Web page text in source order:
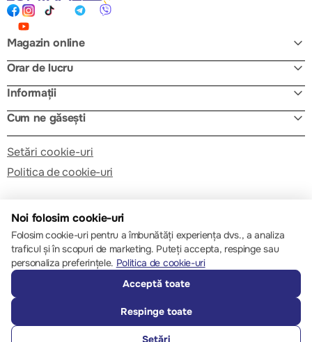
Magazin online
Orar de lucru
Informații
Cum ne găsești
Setări cookie-uri
Politica de cookie-uri
© 2013 – 2026 ECOM
Noi folosim cookie-uri
Folosim cookie-uri pentru a îmbunătăți experiența dvs., a analiza
traficul și în scopuri de marketing. Puteți accepta, respinge sau
personaliza preferințele. Politica de cookie-uri
Acceptă toate
Respinge toate
Setări